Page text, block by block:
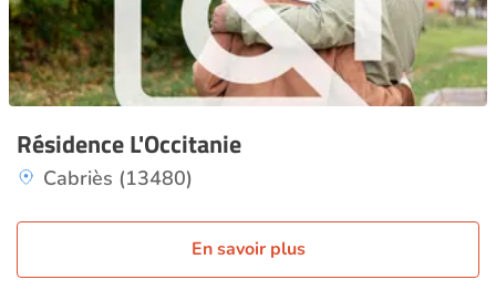
Résidence L'Occitanie
Cabriès (13480)
En savoir plus